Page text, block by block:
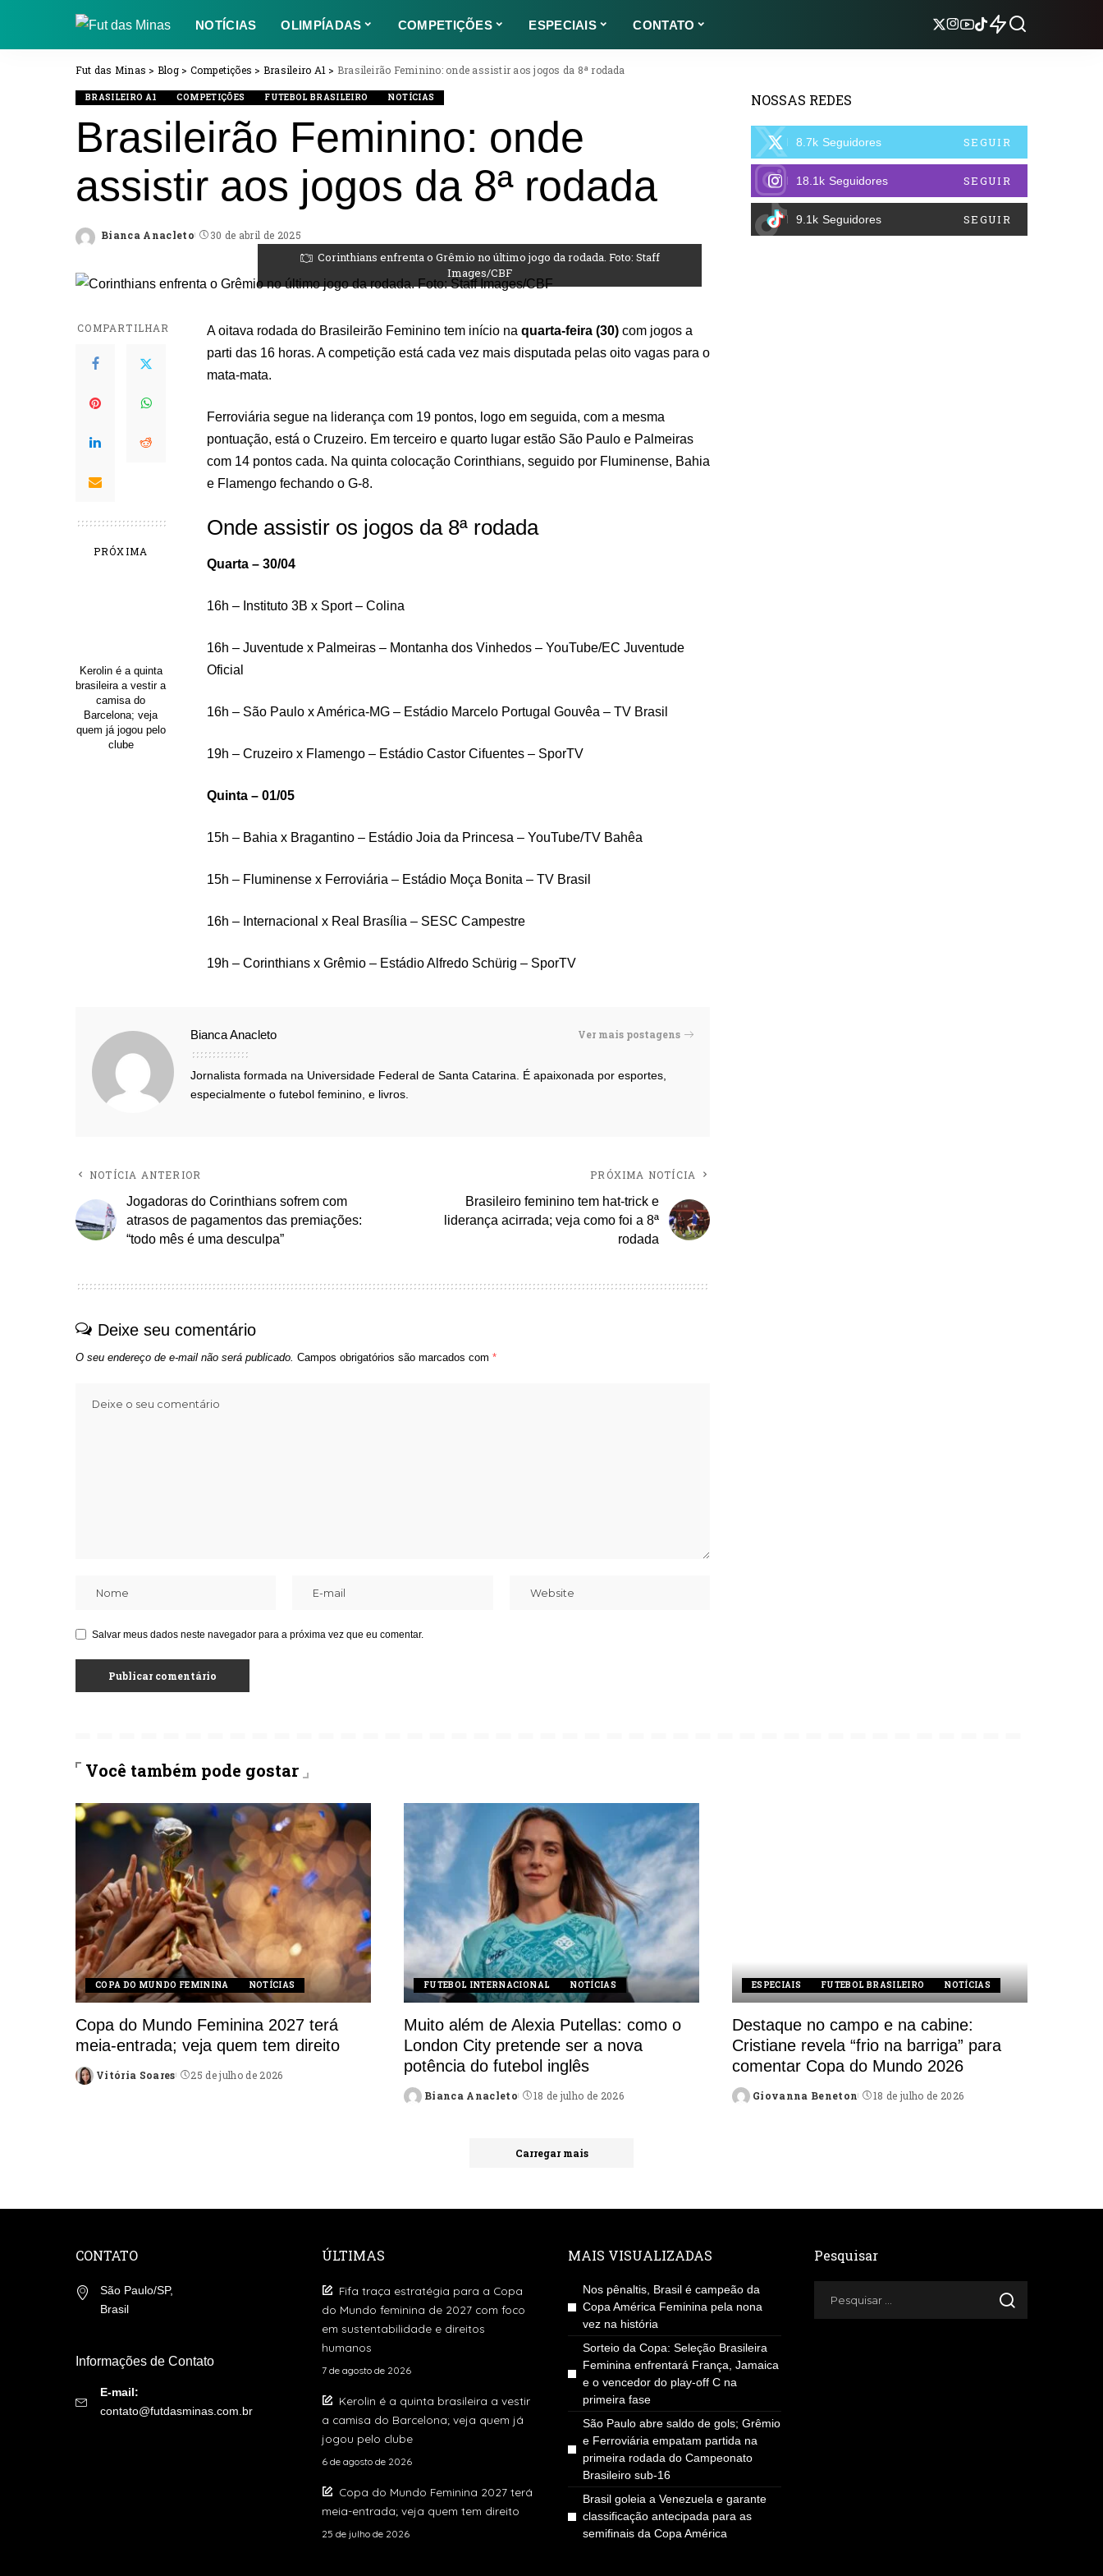
NOTÍCIAS OLIMPÍADAS COMPETIÇÕES ESPECIAIS CONTATO
Fut das Minas > Blog> Competições > Brasileiro A1 > Brasileirão Feminino: onde assistir aos jogos da 8ª rodada
BRASILEIRO A1 COMPETIÇÕES FUTEBOL BRASILEIRO NOTÍCIAS
Brasileirão Feminino: onde
assistir aos jogos da 8ª rodada
Posted
Bianca Anacleto 30 de abril de 2025
Corinthians enfrenta o Grêmio no último jogo da rodada. Foto: Staff
Images/CBF
COMPARTILHAR
PRÓXIMA
Kerolin é a quinta
brasileira a vestir a
camisa do
Barcelona; veja
quem já jogou pelo
clube
A oitava rodada do Brasileirão Feminino tem início na quarta-feira (30) com jogos a
parti das 16 horas. A competição está cada vez mais disputada pelas oito vagas para o
mata-mata.
Ferroviária segue na liderança com 19 pontos, logo em seguida, com a mesma
pontuação, está o Cruzeiro. Em terceiro e quarto lugar estão São Paulo e Palmeiras
com 14 pontos cada. Na quinta colocação Corinthians, seguido por Fluminense, Bahia
e Flamengo fechando o G-8.
Onde assistir os jogos da 8ª rodada
Quarta – 30/04
16h – Instituto 3B x Sport – Colina
16h – Juventude x Palmeiras – Montanha dos Vinhedos – YouTube/EC Juventude
Oficial
16h – São Paulo x América-MG – Estádio Marcelo Portugal Gouvêa – TV Brasil
19h – Cruzeiro x Flamengo – Estádio Castor Cifuentes – SporTV
Quinta – 01/05
15h – Bahia x Bragantino – Estádio Joia da Princesa – YouTube/TV Bahêa
15h – Fluminense x Ferroviária – Estádio Moça Bonita – TV Brasil
16h – Internacional x Real Brasília – SESC Campestre
19h – Corinthians x Grêmio – Estádio Alfredo Schürig – SporTV
Bianca Anacleto Ver mais postagens
Jornalista formada na Universidade Federal de Santa Catarina. É apaixonada por esportes,
especialmente o futebol feminino, e livros.
NOTÍCIA ANTERIOR
Jogadoras do Corinthians sofrem com
atrasos de pagamentos das premiações:
“todo mês é uma desculpa”
PRÓXIMA NOTÍCIA
Brasileiro feminino tem hat-trick e
liderança acirrada; veja como foi a 8ª
rodada
Deixe seu comentário
O seu endereço de e-mail não será publicado. Campos obrigatórios são marcados com *
Salvar meus dados neste navegador para a próxima vez que eu comentar.
NOSSAS REDES
8.7k Seguidores SEGUIR
18.1k Seguidores SEGUIR
9.1k Seguidores SEGUIR
Você também pode gostar
COPA DO MUNDO FEMININA NOTÍCIAS
Copa do Mundo Feminina 2027 terá
meia-entrada; veja quem tem direito
Posted
Vitória Soares 25 de julho de 2026
FUTEBOL INTERNACIONAL NOTÍCIAS
Muito além de Alexia Putellas: como o
London City pretende ser a nova
potência do futebol inglês
Posted
Bianca Anacleto 18 de julho de 2026
ESPECIAIS FUTEBOL BRASILEIRO NOTÍCIAS
Destaque no campo e na cabine:
Cristiane revela “frio na barriga” para
comentar Copa do Mundo 2026
Posted
Giovanna Beneton 18 de julho de 2026
Carregar mais
CONTATO
São Paulo/SP,
Brasil
Informações de Contato
E-mail:
contato@futdasminas.com.br
ÚLTIMAS
Fifa traça estratégia para a Copa
do Mundo feminina de 2027 com foco
em sustentabilidade e direitos
humanos
7 de agosto de 2026
Kerolin é a quinta brasileira a vestir
a camisa do Barcelona; veja quem já
jogou pelo clube
6 de agosto de 2026
Copa do Mundo Feminina 2027 terá
meia-entrada; veja quem tem direito
25 de julho de 2026
MAIS VISUALIZADAS
Nos pênaltis, Brasil é campeão da
Copa América Feminina pela nona
vez na história
Sorteio da Copa: Seleção Brasileira
Feminina enfrentará França, Jamaica
e o vencedor do play-off C na
primeira fase
São Paulo abre saldo de gols; Grêmio
e Ferroviária empatam partida na
primeira rodada do Campeonato
Brasileiro sub-16
Brasil goleia a Venezuela e garante
classificação antecipada para as
semifinais da Copa América
Pesquisar